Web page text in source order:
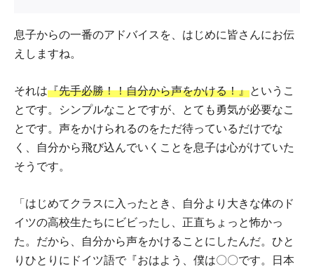
息子からの一番のアドバイスを、はじめに皆さんにお伝
えしますね。
それは『先手必勝！！自分から声をかける！』というこ
とです。シンプルなことですが、とても勇気が必要なこ
とです。声をかけられるのをただ待っているだけでな
く、自分から飛び込んでいくことを息子は心がけていた
そうです。
「はじめてクラスに入ったとき、自分より大きな体のド
イツの高校生たちにビビったし、正直ちょっと怖かっ
た。だから、自分から声をかけることにしたんだ。ひと
りひとりにドイツ語で『おはよう、僕は〇〇です。日本